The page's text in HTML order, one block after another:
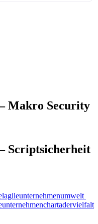
Makro Security
Scriptsicherheit